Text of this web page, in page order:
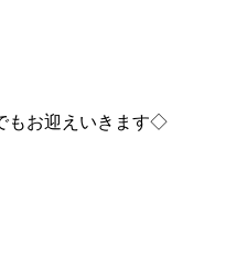
もお迎えいきます◇